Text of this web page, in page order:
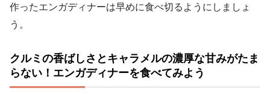
作ったエンガディナーは早めに食べ切るようにしましょ
う。
クルミの香ばしさとキャラメルの濃厚な甘みがたま
らない！エンガディナーを食べてみよう